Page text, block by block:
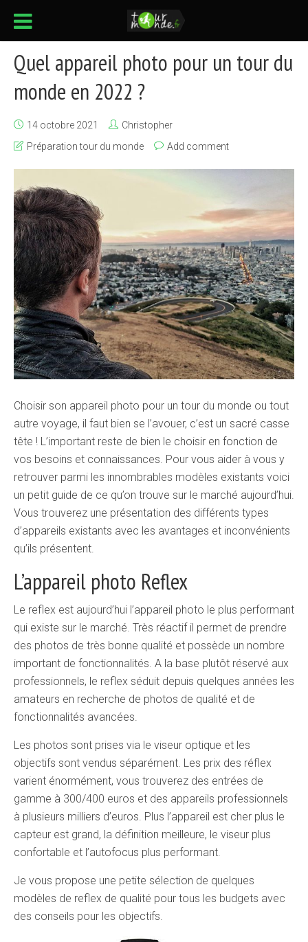
Quel appareil photo pour un tour du
monde en 2022 ?
14 octobre 2021
Christopher
Préparation tour du monde
Add comment
Choisir son appareil photo pour un tour du monde ou tout
autre voyage, il faut bien se l’avouer, c’est un sacré casse
tête ! L’important reste de bien le choisir en fonction de
vos besoins et connaissances. Pour vous aider à vous y
retrouver parmi les innombrables modèles existants voici
un petit guide de ce qu’on trouve sur le marché aujourd’hui.
Vous trouverez une présentation des différents types
d’appareils existants avec les avantages et inconvénients
qu’ils présentent.
L’appareil photo Reflex
Le reflex est aujourd’hui l’appareil photo le plus performant
qui existe sur le marché. Très réactif il permet de prendre
des photos de très bonne qualité et possède un nombre
important de fonctionnalités. A la base plutôt réservé aux
professionnels, le reflex séduit depuis quelques années les
amateurs en recherche de photos de qualité et de
fonctionnalités avancées.
Les photos sont prises via le viseur optique et les
objectifs sont vendus séparément. Les prix des réflex
varient énormément, vous trouverez des entrées de
gamme à 300/400 euros et des appareils professionnels
à plusieurs milliers d’euros. Plus l’appareil est cher plus le
capteur est grand, la définition meilleure, le viseur plus
confortable et l’autofocus plus performant.
Je vous propose une petite sélection de quelques
modèles de reflex de qualité pour tous les budgets avec
des conseils pour les objectifs.